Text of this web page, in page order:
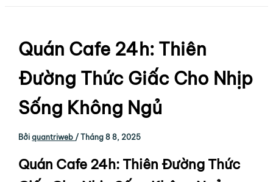
Quán Cafe 24h: Thiên
Đường Thức Giấc Cho Nhịp
Sống Không Ngủ
Bởiquantriweb /Tháng 8 8, 2025
Quán Cafe 24h: Thiên Đường Thức